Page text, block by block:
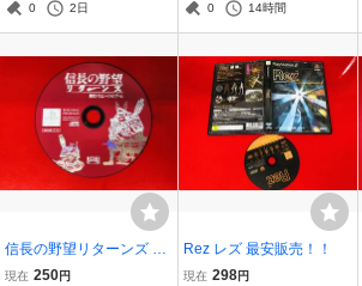
0
2日
0
14時間
信長の野望リターンズ 商
品説明必読！！ 良品
現在 250円
Rez レズ 最安販売！！
現在 298円